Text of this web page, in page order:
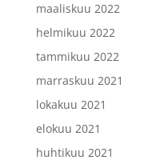
maaliskuu 2022
helmikuu 2022
tammikuu 2022
marraskuu 2021
lokakuu 2021
elokuu 2021
huhtikuu 2021